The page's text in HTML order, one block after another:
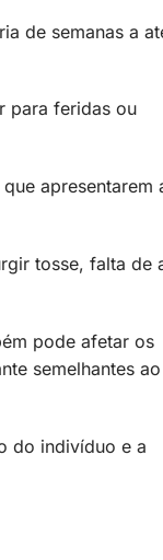
de semanas a
para feridas ou
apresentarem
tosse, falta de
pode afetar os
semelhantes
do indivíduo e a